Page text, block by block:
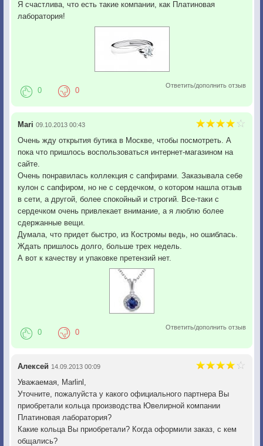
Я счастлива, что есть такие компании, как Платиновая
лаборатория!
Ответить/дополнить отзыв
0 0
Mari 09.10.2013 00:43
Очень жду открытия бутика в Москве, чтобы посмотреть. А
пока что пришлось воспользоваться интернет-магазином на
сайте.
Очень понравилась коллекция с сапфирами. Заказывала себе
кулон с сапфиром, но не с сердечком, о котором нашла отзыв
в сети, а другой, более спокойный и строгий. Все-таки с
сердечком очень привлекает внимание, а я люблю более
сдержанные вещи.
Думала, что придет быстро, из Костромы ведь, но ошиблась.
Ждать пришлось долго, больше трех недель.
А вот к качеству и упаковке претензий нет.
Ответить/дополнить отзыв
0 0
Алексей 14.09.2013 00:09
Уважаемая, Marlinl,
Уточните, пожалуйста у какого официального партнера Вы
приобретали кольца производства Ювелирной компании
Платиновая лаборатория?
Какие кольца Вы приобретали? Когда оформили заказ, с кем
общались?